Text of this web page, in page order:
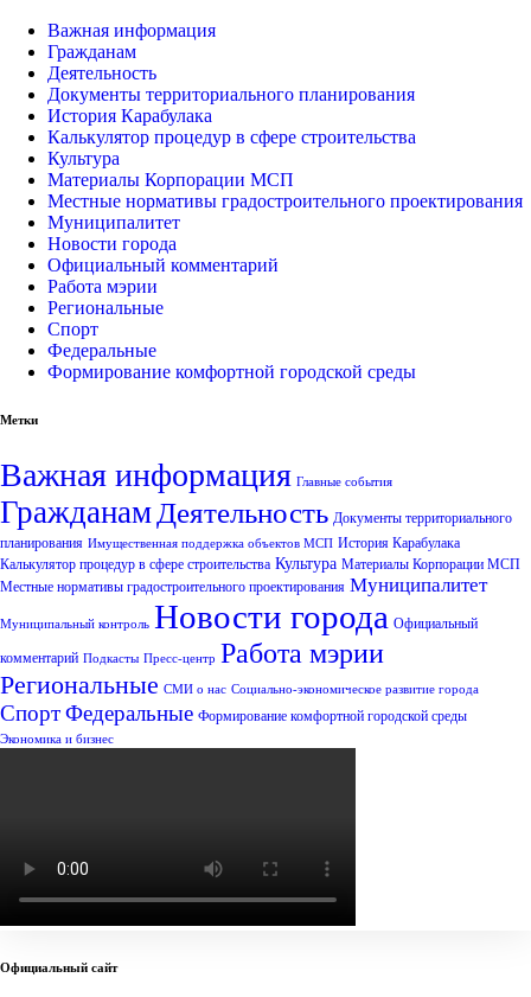
Важная информация
Гражданам
Деятельность
Документы территориального планирования
История Карабулака
Калькулятор процедур в сфере строительства
Культура
Материалы Корпорации МСП
Местные нормативы градостроительного проектирования
Муниципалитет
Новости города
Официальный комментарий
Работа мэрии
Региональные
Спорт
Федеральные
Формирование комфортной городской среды
Метки
Важная информация Главные события
Гражданам Деятельность Документы территориального
планирования Имущественная поддержка объектов МСП История Карабулака
Калькулятор процедур в сфере строительства Культура Материалы Корпорации МСП
Местные нормативы градостроительного проектирования Муниципалитет
Муниципальный контроль Новости города Официальный
комментарий Подкасты Пресс-центр Работа мэрии
Региональные СМИ о нас Социально-экономическое развитие города
СпортФедеральные Формирование комфортной городской среды
Экономика и бизнес
Официальный сайт